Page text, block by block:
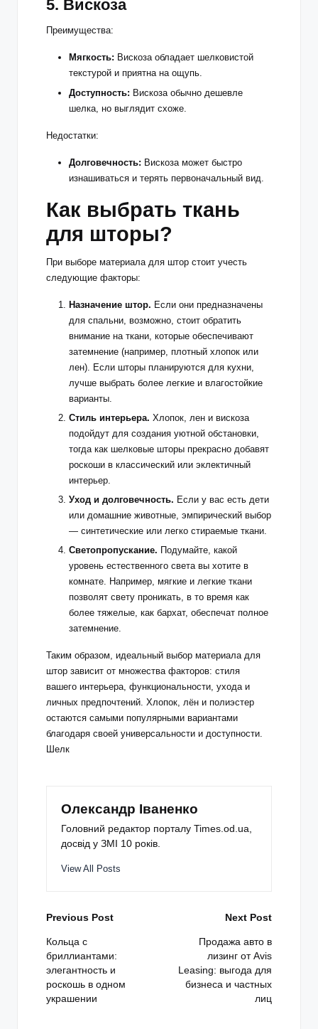
5. Вискоза
Преимущества:
Мягкость: Вискоза обладает шелковистой
текстурой и приятна на ощупь.
Доступность: Вискоза обычно дешевле
шелка, но выглядит схоже.
Недостатки:
Долговечность: Вискоза может быстро
изнашиваться и терять первоначальный вид.
Как выбрать ткань
для шторы?
При выборе материала для штор стоит учесть
следующие факторы:
Назначение штор. Если они предназначены
для спальни, возможно, стоит обратить
внимание на ткани, которые обеспечивают
затемнение (например, плотный хлопок или
лен). Если шторы планируются для кухни,
лучше выбрать более легкие и влагостойкие
варианты.
Стиль интерьера. Хлопок, лен и вискоза
подойдут для создания уютной обстановки,
тогда как шелковые шторы прекрасно добавят
роскоши в классический или эклектичный
интерьер.
Уход и долговечность. Если у вас есть дети
или домашние животные, эмпирический выбор
— синтетические или легко стираемые ткани.
Светопропускание. Подумайте, какой
уровень естественного света вы хотите в
комнате. Например, мягкие и легкие ткани
позволят свету проникать, в то время как
более тяжелые, как бархат, обеспечат полное
затемнение.
Таким образом, идеальный выбор материала для
штор зависит от множества факторов: стиля
вашего интерьера, функциональности, ухода и
личных предпочтений. Хлопок, лён и полиэстер
остаются самыми популярными вариантами
благодаря своей универсальности и доступности.
Шелк
Олександр Іваненко
Головний редактор порталу Times.od.ua,
досвід у ЗМІ 10 років.
View All Posts
Post
navigation
Previous Post
Кольца с
бриллиантами:
элегантность и
роскошь в одном
украшении
Next Post
Продажа авто в
лизинг от Avis
Leasing: выгода для
бизнеса и частных
лиц